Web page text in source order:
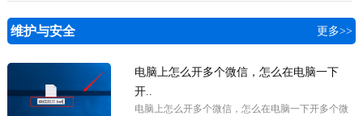
维护与安全 更多>>
电脑上怎么开多个微信，怎么在电脑一下
开..
电脑上怎么开多个微信，怎么在电脑一下开多个微